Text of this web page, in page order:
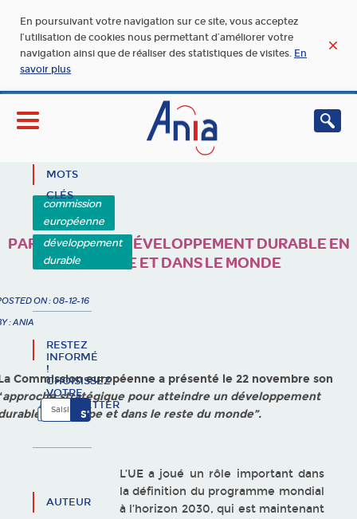
En poursuivant votre navigation sur ce site, vous acceptez
l’utilisation de cookies nous permettant d’améliorer votre
navigation ainsi que de réaliser des statistiques de visites. En
savoir plus
PARVENIR À UN DÉVELOPPEMENT DURABLE EN
EUROPE ET DANS LE MONDE
ON : 08-12-16
: ANIA
Commission européenne a présenté le 22 novembre son
approche stratégique pour atteindre un développement
en Europe et dans le reste du monde”.
MOTS
CLÉS
commission
européenne
développement
durable
RESTEZ
INFORMÉ
!
CHOISISSEZ
VOTRE
NEWSLETTER
AUTEUR
L’UE a joué un rôle important dans
la définition du programme mondial
à l’horizon 2030, qui est maintenant